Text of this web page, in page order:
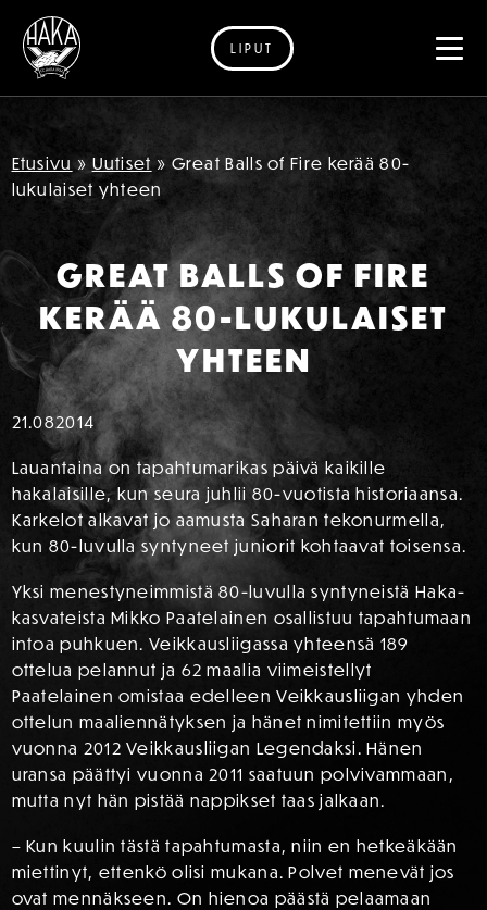
Siirry sisältöön
LIPUT
Etusivu » Uutiset » Great Balls of Fire kerää 80-
lukulaiset yhteen
GREAT BALLS OF FIRE
KERÄÄ 80-LUKULAISET
YHTEEN
21.082014
Lauantaina on tapahtumarikas päivä kaikille
hakalaisille, kun seura juhlii 80-vuotista historiaansa.
Karkelot alkavat jo aamusta Saharan tekonurmella,
kun 80-luvulla syntyneet juniorit kohtaavat toisensa.
Yksi menestyneimmistä 80-luvulla syntyneistä Haka-
kasvateista Mikko Paatelainen osallistuu tapahtumaan
intoa puhkuen. Veikkausliigassa yhteensä 189
ottelua pelannut ja 62 maalia viimeistellyt
Paatelainen omistaa edelleen Veikkausliigan yhden
ottelun maaliennätyksen ja hänet nimitettiin myös
vuonna 2012 Veikkausliigan Legendaksi. Hänen
uransa päättyi vuonna 2011 saatuun polvivammaan,
mutta nyt hän pistää nappikset taas jalkaan.
– Kun kuulin tästä tapahtumasta, niin en hetkeäkään
miettinyt, ettenkö olisi mukana. Polvet menevät jos
ovat mennäkseen. On hienoa päästä pelaamaan